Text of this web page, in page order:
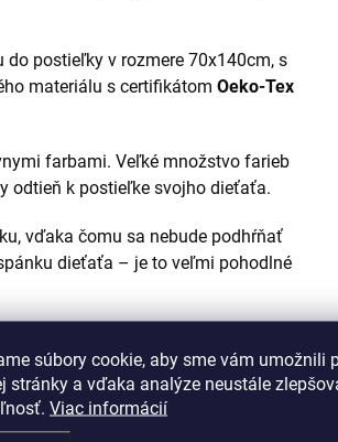
súbory cookie, aby sme vám umožnili
stránky a vďaka analýze neustále
Viac informácií
postieľky v rozmere 70x140cm, s
materiálu s certifikátom Oeko-Tex
farbami. Veľké množstvo farieb
odtieň k postieľke svojho dieťaťa.
vďaka čomu sa nebude podhŕňať
dieťaťa – je to veľmi pohodlné
spolu s prikrývkou a detskou